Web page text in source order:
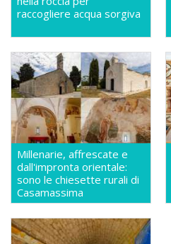
raccogliere acqua sorgiva
Millenarie, affrescate e
dall'impronta orientale:
sono le chiesette rurali di
Casamassima